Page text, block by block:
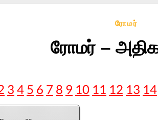
ரோமர்
ரோமர் –
3 4 5 6 7 8 9 10 11 12 13 14